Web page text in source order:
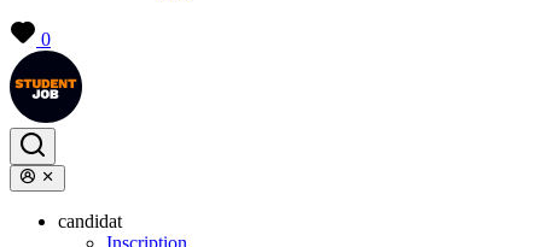
0
candidat
Inscription